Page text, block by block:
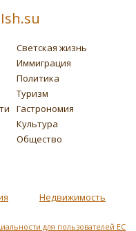
Ish.su
Светская жизнь
Иммиграция
Политика
Туризм
Гастрономия
Культура
Общество
Недвижимость
для пользователей ЕС